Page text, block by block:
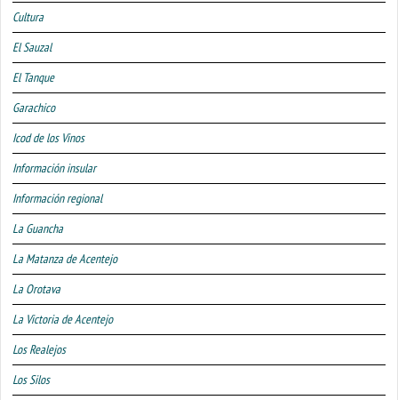
Cultura
El Sauzal
El Tanque
Garachico
Icod de los Vinos
Información insular
Información regional
La Guancha
La Matanza de Acentejo
La Orotava
La Victoria de Acentejo
Los Realejos
Los Silos